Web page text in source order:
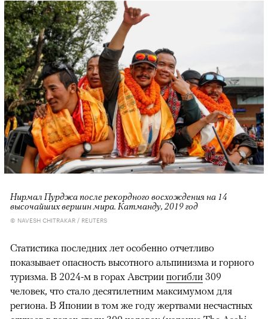
Нирмал Пурджа после рекордного восхождения на 14
высочайших вершин мира. Катманду, 2019 год
© NAVESH CHITRAKAR / REUTERS
Статистика последних лет особенно отчетливо
показывает опасность высотного альпинизма и горного
туризма. В 2024-м в горах Австрии погибли 309
человек, что стало десятилетним максимумом для
региона. В Японии в том же году жертвами несчастных